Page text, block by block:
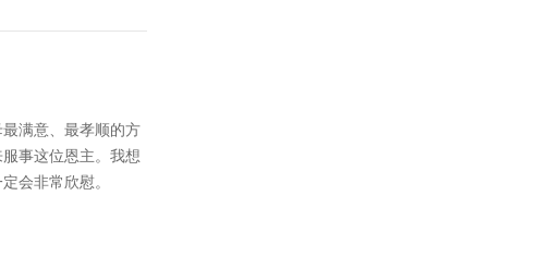
满意、最孝顺的方
事这位恩主。我想
会非常欣慰。